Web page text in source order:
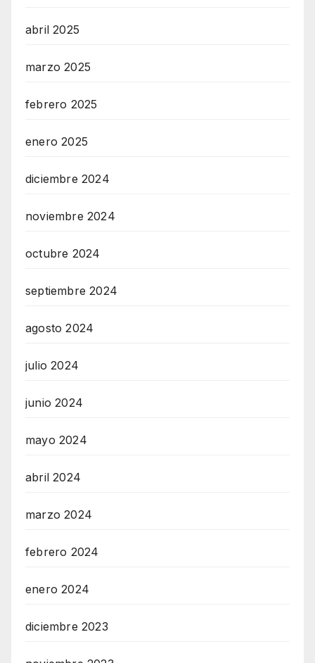
abril 2025
marzo 2025
febrero 2025
enero 2025
diciembre 2024
noviembre 2024
octubre 2024
septiembre 2024
agosto 2024
julio 2024
junio 2024
mayo 2024
abril 2024
marzo 2024
febrero 2024
enero 2024
diciembre 2023